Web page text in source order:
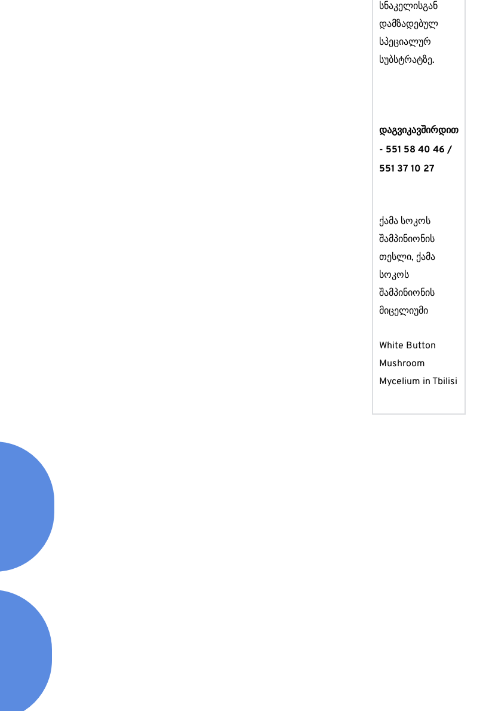
სნაკელისგან
დამზადებულ
სპეციალურ
სუბსტრატზე.
დაგვიკავშირდით
- 551 58 40 46 /
551 37 10 27
ქამა სოკოს
შამპინიონის
თესლი, ქამა
სოკოს
შამპინიონის
მიცელიუმი
White Button
Mushroom
Mycelium in Tbilisi